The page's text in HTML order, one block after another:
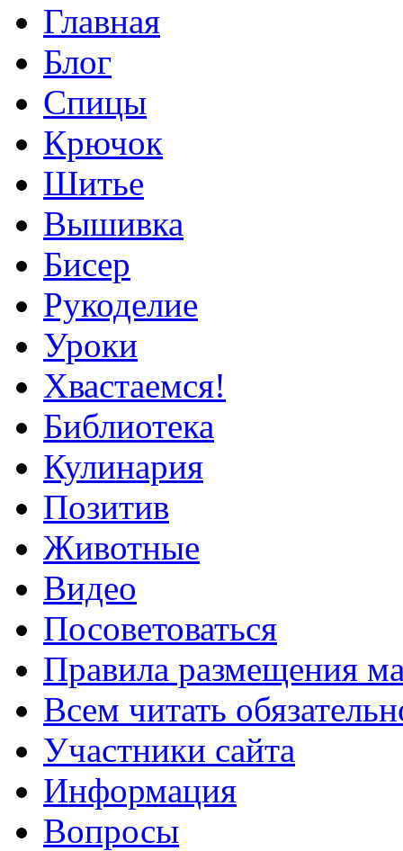
Главная
Блог
Спицы
Крючок
Шитье
Вышивка
Бисер
Рукоделие
Уроки
Хвастаемся!
Библиотека
Кулинария
Позитив
Животные
Видео
Посоветоваться
Правила размещения
Всем читать
Участники сайта
Информация
Вопросы